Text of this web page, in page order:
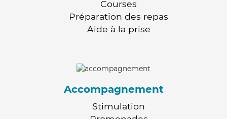
Courses
Préparation des repas
Aide à la prise
Accompagnement
Stimulation